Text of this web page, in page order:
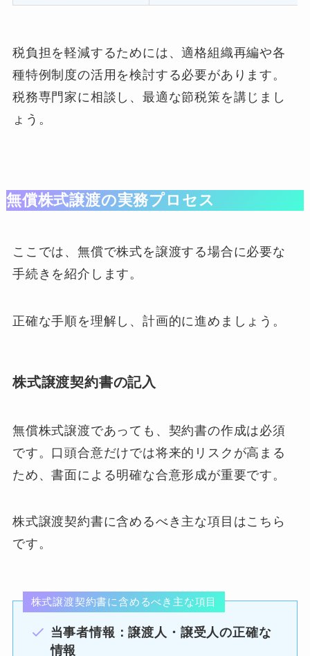
税負担を軽減するためには、適格組織再編や各
種特例制度の活用を検討する必要があります。
税務専門家に相談し、最適な節税策を講じまし
ょう。
無償株式譲渡の実務プロセス
ここでは、無償で株式を譲渡する場合に必要な
手続きを紹介します。
正確な手順を理解し、計画的に進めましょう。
株式譲渡契約書の記入
無償株式譲渡であっても、契約書の作成は必須
です。口頭合意だけでは将来的リスクが高まる
ため、書面による明確な合意形成が重要です。
株式譲渡契約書に含めるべき主な項目はこちら
です。
株式譲渡契約書に含めるべき主な項目
当事者情報：譲渡人・譲受人の正確な
情報